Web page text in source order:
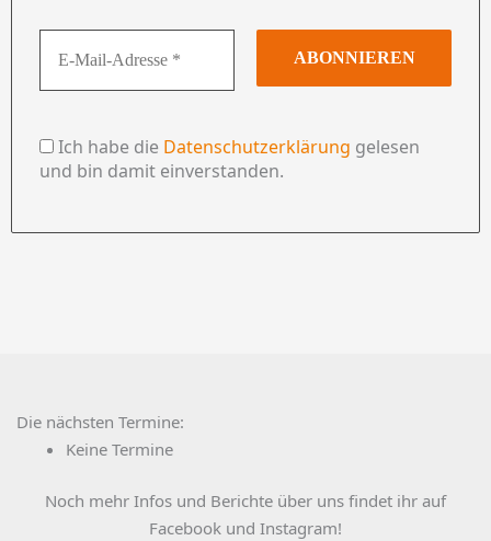
Ich habe die Datenschutzerklärung gelesen
und bin damit einverstanden.
Die nächsten Termine:
Keine Termine
Noch mehr Infos und Berichte über uns findet ihr auf
Facebook und Instagram!